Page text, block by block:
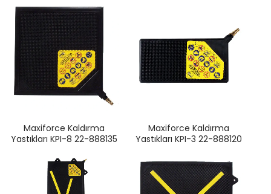
Maxiforce Kaldırma
Yastıkları KPI-8 22-888135
Maxiforce Kaldırma
Yastıkları KPI-3 22-888120